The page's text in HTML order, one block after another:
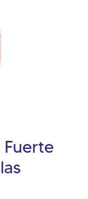
Fuerte